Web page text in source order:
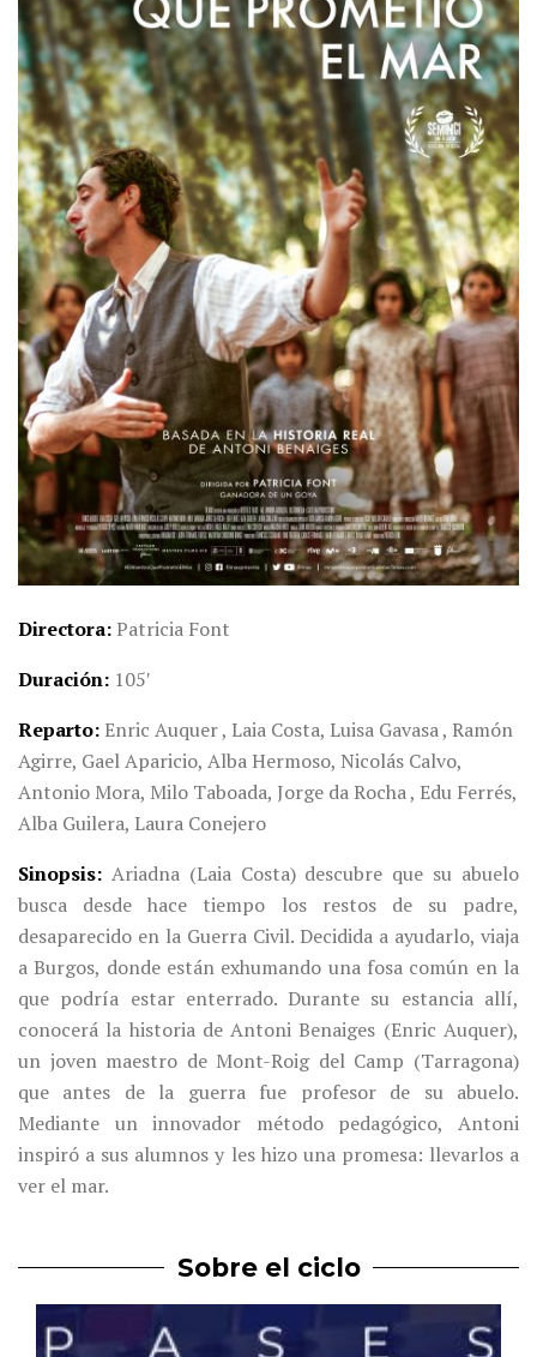
Directora Patricia Font
Duración 105′
Reparto Enric Auquer , Laia Costa, Luisa Gavasa , Ramón
Agirre, Gael Aparicio, Alba Hermoso, Nicolás Calvo,
Antonio Mora, Milo Taboada, Jorge da Rocha , Edu Ferrés,
Alba Guilera, Laura Conejero
Sinopsis Ariadna (Laia Costa) descubre que su abuelo
busca desde hace tiempo los restos de su padre,
desaparecido en la Guerra Civil. Decidida a ayudarlo, viaja
a Burgos, donde están exhumando una fosa común en la
que podría estar enterrado. Durante su estancia allí,
conocerá la historia de Antoni Benaiges (Enric Auquer),
un joven maestro de Mont-Roig del Camp (Tarragona)
que antes de la guerra fue profesor de su abuelo.
Mediante un innovador método pedagógico, Antoni
inspiró a sus alumnos y les hizo una promesa: llevarlos a
ver el mar.
Sobre el ciclo